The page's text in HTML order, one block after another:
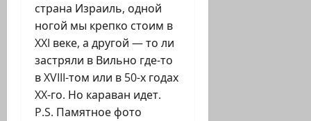
страна Израиль, одной
ногой мы крепко стоим в
XXI веке, а другой — то ли
застряли в Вильно где-то
в XVIII-том или в 50-х годах
XX-го. Но караван идет.
P.S. Памятное фото